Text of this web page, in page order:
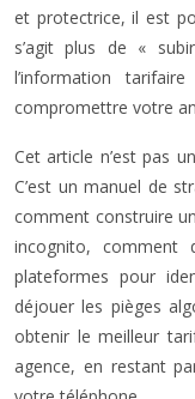
et protectrice, il est
s’agit plus de «
l’information
compromettre votre
Cet article n’est pas
C’est un manuel de
comment construire
incognito, comment
plateformes pour
déjouer les pièges
obtenir le meilleur
agence, en restant